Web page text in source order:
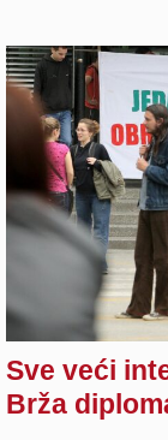
Sve veći
Brža